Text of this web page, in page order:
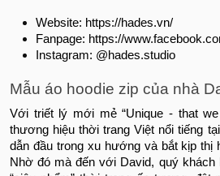
Website: https://hades.vn/
Fanpage: https://
Instagram: @hades.studio
Mẫu áo hoodie zip của nhà
Với triết lý mới mẻ “Unique - that
thương hiệu thời trang Việt nổi tiếng
dẫn đầu trong xu hướng và bắt kịp thị
Nhờ đó mà đến với David, quý khách